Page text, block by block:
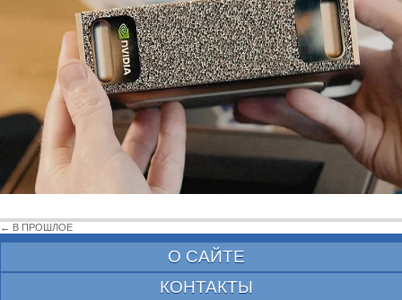
← В ПРОШЛОЕ
О САЙТЕ
КОНТАКТЫ